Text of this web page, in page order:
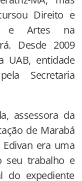
Direito e
e Artes na
Desde 2009
UAB, entidade
Secretaria
assessora da
de Marabá
era uma
seu trabalho e
do expediente